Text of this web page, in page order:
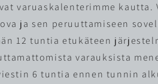
varuaskalenterimme kautta.
ja sen peruuttamiseen
12 tuntia etukäteen
varauksista
6 tuntia ennen tunnin